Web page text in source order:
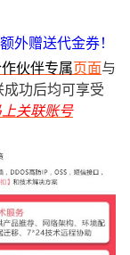
外赠送代金券！
伙伴专属页面与
功后均可享受
关联账号